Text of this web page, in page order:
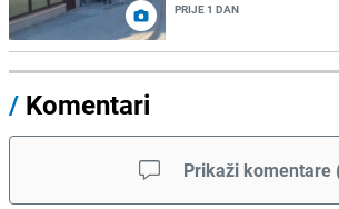
PRIJE 1 DAN
/ Komentari
Prikaži komentare